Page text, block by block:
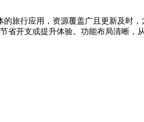
的旅行应用，资源覆盖广且更新及
省开支或提升体验。功能布局清晰，